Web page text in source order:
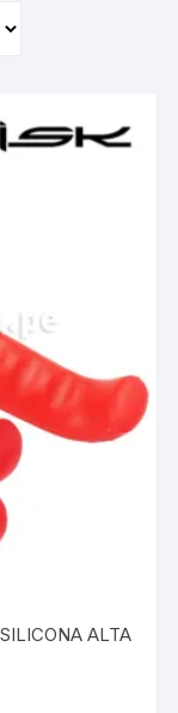
ALTA